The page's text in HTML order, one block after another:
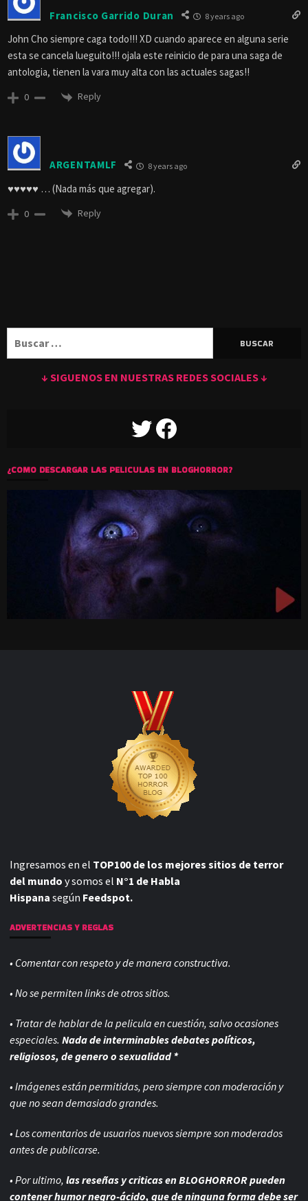
Francisco Garrido Duran 8 years ago
John Cho siempre caga todo!!! XD cuando aparece en alguna serie
esta se cancela lueguito!!! ojala este reinicio de para una saga de
antologia, tienen la vara muy alta con las actuales sagas!!
0 Reply
ARGENTAMLF 8 years ago
♥♥♥♥♥ … (Nada más que agregar).
0 Reply
↓ SIGUENOS EN NUESTRAS REDES SOCIALES ↓
TWITTERFACEBOOK
¿COMO DESCARGAR LAS PELICULAS EN BLOGHORROR?
Ingresamos en el TOP100 de los mejores sitios de terror
del mundo y somos el N°1 de Habla
Hispana según Feedspot.
ADVERTENCIAS Y REGLAS
• Comentar con respeto y de manera constructiva.
• No se permiten links de otros sitios.
• Tratar de hablar de la pelicula en cuestión, salvo ocasiones
especiales. Nada de interminables debates políticos,
religiosos, de genero o sexualidad *
• Imágenes están permitidas, pero siempre conmoderación y
que no sean demasiado grandes.
• Los comentarios de usuarios nuevos siempre son moderados
antes de publicarse.
• Por ultimo, las reseñas y criticas en BLOGHORROR pueden
contener humor negro-ácido, que de ninguna forma debe ser